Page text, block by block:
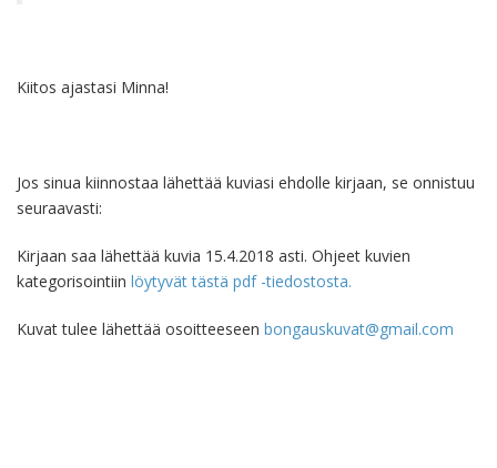
Kiitos ajastasi Minna!
Jos sinua kiinnostaa lähettää kuviasi ehdolle kirjaan, se onnistuu
seuraavasti:
Kirjaan saa lähettää kuvia 15.4.2018 asti. Ohjeet kuvien
kategorisointiin löytyvät tästä pdf -tiedostosta.
Kuvat tulee lähettää osoitteeseen bongauskuvat@gmail.com